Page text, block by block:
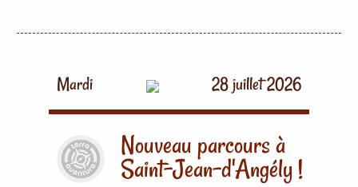
Mardi 28 juillet 2026
Nouveau parcours à
Saint-Jean-d'Angély !